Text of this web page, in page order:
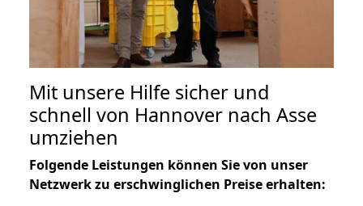
Mit unsere Hilfe sicher und
schnell von Hannover nach Asse
umziehen
Folgende Leistungen können Sie von unser
Netzwerk zu erschwinglichen Preise erhalten: